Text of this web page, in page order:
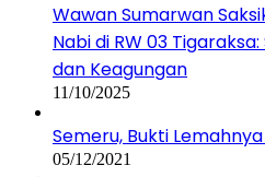
Wawan Sumarwan
Nabi di RW 03
dan Keagungan
11/10/2025
Semeru, Bukti
05/12/2021